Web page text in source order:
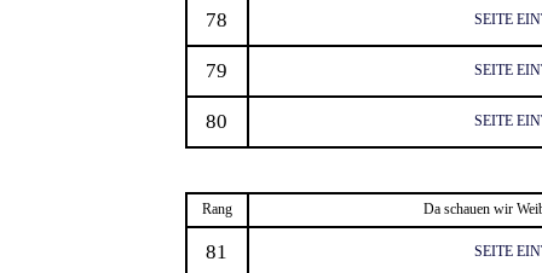
78 SEITE
79 SEITE
80 SEITE
Rang Da schauen wir
81 SEITE